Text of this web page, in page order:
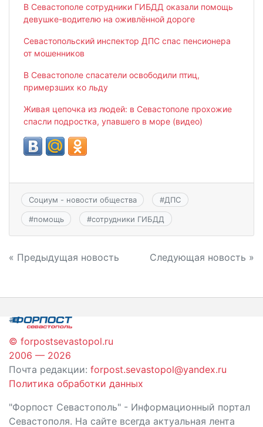
В Севастополе сотрудники ГИБДД оказали помощь
девушке-водителю на оживлённой дороге
Севастопольский инспектор ДПС спас пенсионера
от мошенников
В Севастополе спасатели освободили птиц,
примерзших ко льду
Живая цепочка из людей: в Севастополе прохожие
спасли подростка, упавшего в море (видео)
Социум - новости общества #ДПС
#помощь #сотрудники ГИБДД
Навигация
записям
« Предыдущая новость Следующая новость »
© forpostsevastopol.ru
2006 — 2026
Почта редакции: forpost.sevastopol@yandex.ru
Политика обработки данных
"Форпост Севастополь" - Информационный портал
Севастополя. На сайте всегда актуальная лента